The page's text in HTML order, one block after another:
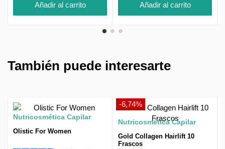
Añadir al carrito Añadir al carrito
También puede interesarte
Nutricosmética Capilar
Olistic For Women
-6,74%
Nutricosmética Capilar
Gold Collagen Hairlift 10
Frascos